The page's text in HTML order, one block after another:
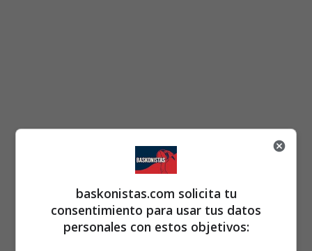
baskonistas.com solicita tu
consentimiento para usar tus datos
personales con estos objetivos: